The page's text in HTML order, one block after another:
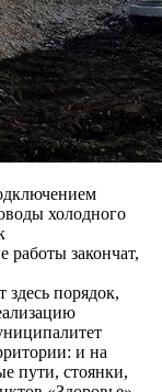
холодного
работы закончат,
здесь порядок,
и на
пути, стоянки,